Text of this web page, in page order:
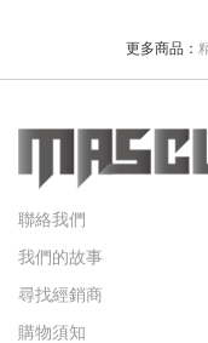
更多商品：
聯絡我們
我們的故事
尋找經銷商
購物須知